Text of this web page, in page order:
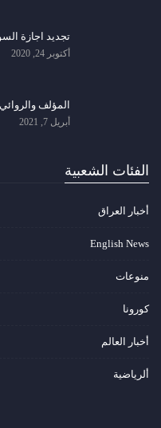
تجديد اجازة
أكتوبر 24, 2020
المؤلف
أبريل 7, 2021
الفئات الشعبية
أخبار العراق
English News
منوعات
كورونا
أخبار العالم
ألرياضية